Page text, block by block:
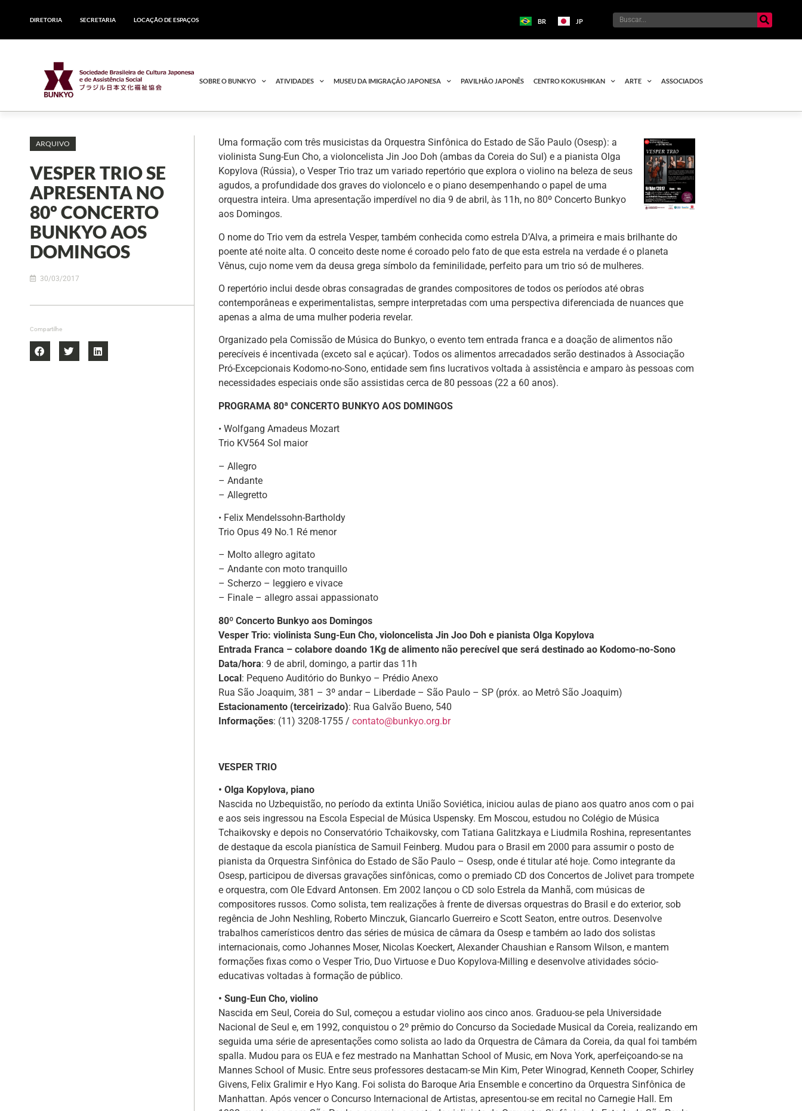
DIRETORIA SECRETARIA LOCAÇÃO DE ESPAÇOS BR JP
SOBRE O BUNKYO ATIVIDADES MUSEU DA IMIGRAÇÃO JAPONESA PAVILHÃO JAPONÊS CENTRO KOKUSHIKAN ARTE ASSOCIADOS
ARQUIVO
VESPER TRIO SE
APRESENTA NO
80º CONCERTO
BUNKYO AOS
DOMINGOS
30/03/2017
Compartilhe
Uma formação com três musicistas da Orquestra Sinfônica do Estado de São Paulo (Osesp): a
violinista Sung-Eun Cho, a violoncelista Jin Joo Doh (ambas da Coreia do Sul) e a pianista Olga
Kopylova (Rússia), o Vesper Trio traz um variado repertório que explora o violino na beleza de seus
agudos, a profundidade dos graves do violoncelo e o piano desempenhando o papel de uma
orquestra inteira. Uma apresentação imperdível no dia 9 de abril, às 11h, no 80º Concerto Bunkyo
aos Domingos.
O nome do Trio vem da estrela Vesper, também conhecida como estrela D’Alva, a primeira e mais brilhante do
poente até noite alta. O conceito deste nome é coroado pelo fato de que esta estrela na verdade é o planeta
Vênus, cujo nome vem da deusa grega símbolo da feminilidade, perfeito para um trio só de mulheres.
O repertório inclui desde obras consagradas de grandes compositores de todos os períodos até obras
contemporâneas e experimentalistas, sempre interpretadas com uma perspectiva diferenciada de nuances que
apenas a alma de uma mulher poderia revelar.
Organizado pela Comissão de Música do Bunkyo, o evento tem entrada franca e a doação de alimentos não
perecíveis é incentivada (exceto sal e açúcar). Todos os alimentos arrecadados serão destinados à Associação
Pró-Excepcionais Kodomo-no-Sono, entidade sem fins lucrativos voltada à assistência e amparo às pessoas com
necessidades especiais onde são assistidas cerca de 80 pessoas (22 a 60 anos).
PROGRAMA 80ª CONCERTO BUNKYO AOS DOMINGOS
• Wolfgang Amadeus Mozart
Trio KV564 Sol maior
– Allegro
– Andante
– Allegretto
• Felix Mendelssohn-Bartholdy
Trio Opus 49 No.1 Ré menor
– Molto allegro agitato
– Andante con moto tranquillo
– Scherzo – leggiero e vivace
– Finale – allegro assai appassionato
80º Concerto Bunkyo aos Domingos
Vesper Trio: violinista Sung-Eun Cho, violoncelista Jin Joo Doh e pianista Olga Kopylova
Entrada Franca – colabore doando 1Kg de alimento não perecível que será destinado ao Kodomo-no-Sono
Data/hora: 9 de abril, domingo, a partir das 11h
Local: Pequeno Auditório do Bunkyo – Prédio Anexo
Rua São Joaquim, 381 – 3º andar – Liberdade – São Paulo – SP (próx. ao Metrô São Joaquim)
Estacionamento (terceirizado): Rua Galvão Bueno, 540
Informações: (11) 3208-1755 /contato@bunkyo.org.br
VESPER TRIO
• Olga Kopylova, piano
Nascida no Uzbequistão, no período da extinta União Soviética, iniciou aulas de piano aos quatro anos com o pai
e aos seis ingressou na Escola Especial de Música Uspensky. Em Moscou, estudou no Colégio de Música
Tchaikovsky e depois no Conservatório Tchaikovsky, com Tatiana Galitzkaya e Liudmila Roshina, representantes
de destaque da escola pianística de Samuil Feinberg. Mudou para o Brasil em 2000 para assumir o posto de
pianista da Orquestra Sinfônica do Estado de São Paulo – Osesp, onde é titular até hoje. Como integrante da
Osesp, participou de diversas gravações sinfônicas, como o premiado CD dos Concertos de Jolivet para trompete
e orquestra, com Ole Edvard Antonsen. Em 2002 lançou o CD solo Estrela da Manhã, com músicas de
compositores russos. Como solista, tem realizações à frente de diversas orquestras do Brasil e do exterior, sob
regência de John Neshling, Roberto Minczuk, Giancarlo Guerreiro e Scott Seaton, entre outros. Desenvolve
trabalhos camerísticos dentro das séries de música de câmara da Osesp e também ao lado dos solistas
internacionais, como Johannes Moser, Nicolas Koeckert, Alexander Chaushian e Ransom Wilson, e mantem
formações fixas como o Vesper Trio, Duo Virtuose e Duo Kopylova-Milling e desenvolve atividades sócio-
educativas voltadas à formação de público.
• Sung-Eun Cho, violino
Nascida em Seul, Coreia do Sul, começou a estudar violino aos cinco anos. Graduou-se pela Universidade
Nacional de Seul e, em 1992, conquistou o 2º prêmio do Concurso da Sociedade Musical da Coreia, realizando em
seguida uma série de apresentações como solista ao lado da Orquestra de Câmara da Coreia, da qual foi também
spalla. Mudou para os EUA e fez mestrado na Manhattan School of Music, em Nova York, aperfeiçoando-se na
Mannes School of Music. Entre seus professores destacam-se Min Kim, Peter Winograd, Kenneth Cooper, Schirley
Givens, Felix Gralimir e Hyo Kang. Foi solista do Baroque Aria Ensemble e concertino da Orquestra Sinfônica de
Manhattan. Após vencer o Concurso Internacional de Artistas, apresentou-se em recital no Carnegie Hall. Em